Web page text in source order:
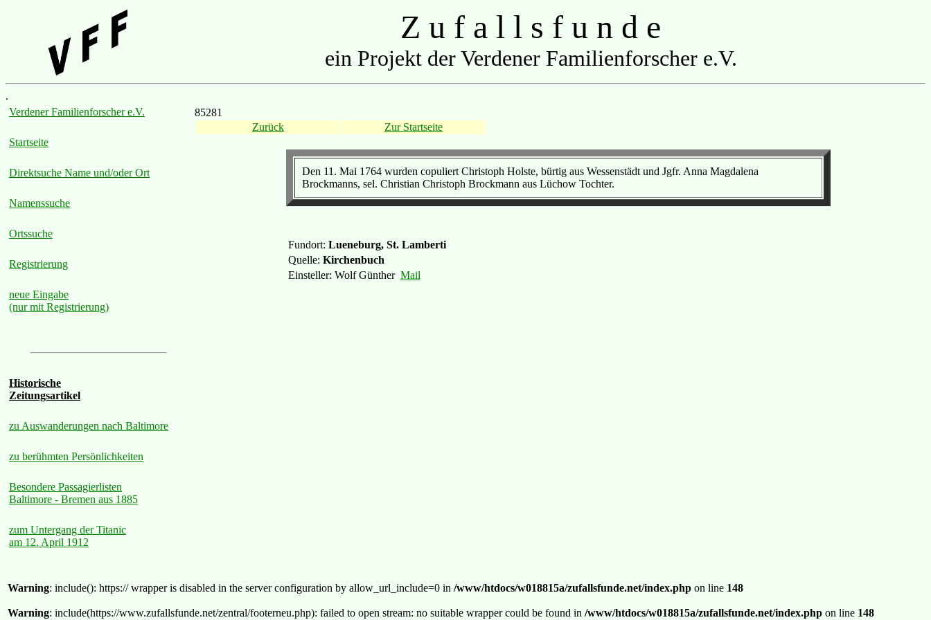
Z u f a l l s f u n d e
ein Projekt der Verdener Familienforscher e.V.
.
Verdener Familienforscher e.V.
Startseite
Direktsuche Name und/oder Ort
Namenssuche
Ortssuche
Registrierung
neue Eingabe
(nur mit Registrierung)
Historische
Zeitungsartikel
zu Auswanderungen nach Baltimore
zu berühmten Persönlichkeiten
Besondere Passagierlisten
Baltimore - Bremen aus 1885
zum Untergang der Titanic
am 12. April 1912
85281
Zurück
Zur Startseite
Den 11. Mai 1764 wurden copuliert Christoph Holste, bürtig aus Wessenstädt und Jgfr. Anna Magdalena
Brockmanns, sel. Christian Christoph Brockmann aus Lüchow Tochter.
Fundort: Lueneburg, St. Lamberti
Quelle: Kirchenbuch
Einsteller: Wolf Günther Mail
Warning: include(): https:// wrapper is disabled in the server configuration by allow_url_include=0 in /www/htdocs/w018815a/zufallsfunde.net/index.php on line 148
Warning: include(https://www.zufallsfunde.net/zentral/footerneu.php): failed to open stream: no suitable wrapper could be found in /www/htdocs/w018815a/zufallsfunde.net/index.php on line 148